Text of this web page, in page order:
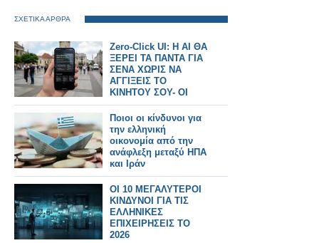
ΣΧΕΤΙΚΑ ΑΡΘΡΑ
Zero-Click UI: H AI ΘΑ
ΞΕΡΕΙ ΤΑ ΠΑΝΤΑ ΓΙΑ
ΣΕΝΑ ΧΩΡΙΣ ΝΑ
ΑΓΓΙΞΕΙΣ ΤΟ
ΚΙΝΗΤΟΥ ΣΟΥ- ΟΙ
ΚΙΝΔΥΝΟΙ
Ποιοι οι κίνδυνοι για
την ελληνική
οικονομία από την
ανάφλεξη μεταξύ ΗΠΑ
και Ιράν
ΟΙ 10 ΜΕΓΑΛΥΤΕΡΟΙ
ΚΙΝΔΥΝΟΙ ΓΙΑ ΤΙΣ
ΕΛΛΗΝΙΚΕΣ
ΕΠΙΧΕΙΡΗΣΕΙΣ ΤΟ
2026